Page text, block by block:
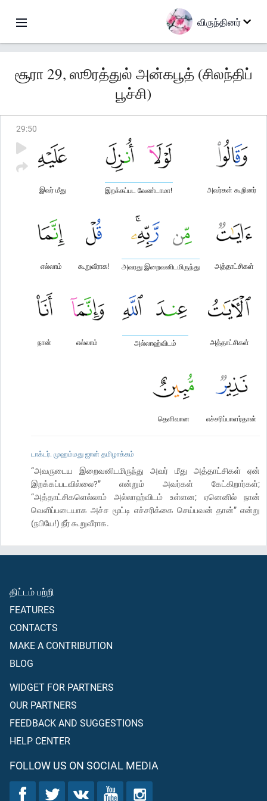
விருந்தினர்
சூரா 29, ஸூரத்துல் அன்கபூத் (சிலந்திப்
பூச்சி)
29:50
அவர்கள் கூறினர்
இறக்கப்பட வேண்டாமா!
இவர் மீது
அத்தாட்சிகள்
அவரது இறைவனிடமிருந்து
கூறுவீராக!
எல்லாம்
அத்தாட்சிகள்
அல்லாஹ்விடம்
எல்லாம்
நான்
எச்சரிப்பாளர்தான்
தெளிவான
டாக்டர். முஹம்மது ஜான் தமிழாக்கம்
“அவருடைய இறைவனிடமிருந்து அவர் மீது அத்தாட்சிகள் ஏன்
இறக்கப்படவில்லை?” என்றும் அவர்கள் கேட்கிறார்கள்;
“அத்தாட்சிகளெல்லாம் அல்லாஹ்விடம் உள்ளன; ஏனெனில் நான்
வெளிப்படையாக அச்ச மூட்டி எச்சரிக்கை செய்பவன் தான்” என்று
(நபியே!) நீர் கூறுவீராக.
திட்டம் பற்றி
FEATURES
CONTACTS
MAKE A CONTRIBUTION
BLOG
WIDGET FOR PARTNERS
OUR PARTNERS
FEEDBACK AND SUGGESTIONS
HELP CENTER
FOLLOW US ON SOCIAL MEDIA